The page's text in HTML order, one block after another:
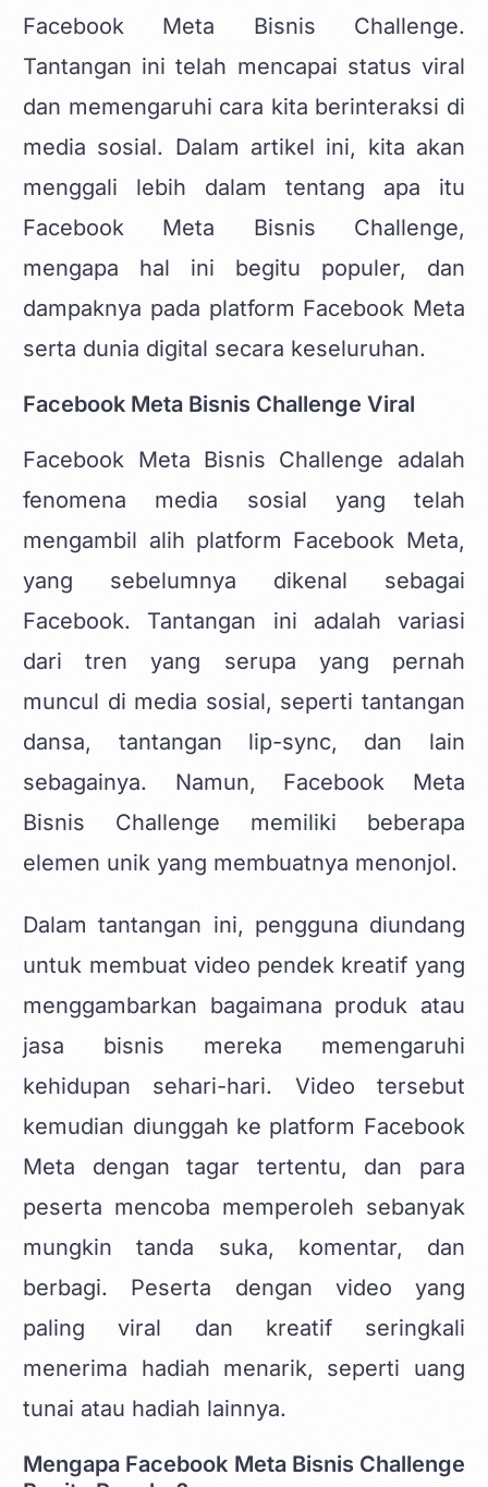
Facebook Meta Bisnis Challenge.
Tantangan ini telah mencapai status viral
dan memengaruhi cara kita berinteraksi di
media sosial. Dalam artikel ini, kita akan
menggali lebih dalam tentang apa itu
Facebook Meta Bisnis Challenge,
mengapa hal ini begitu populer, dan
dampaknya pada platform Facebook Meta
serta dunia digital secara keseluruhan.
Facebook Meta Bisnis Challenge Viral
Facebook Meta Bisnis Challenge adalah
fenomena media sosial yang telah
mengambil alih platform Facebook Meta,
yang sebelumnya dikenal sebagai
Facebook. Tantangan ini adalah variasi
dari tren yang serupa yang pernah
muncul di media sosial, seperti tantangan
dansa, tantangan lip-sync, dan lain
sebagainya. Namun, Facebook Meta
Bisnis Challenge memiliki beberapa
elemen unik yang membuatnya menonjol.
Dalam tantangan ini, pengguna diundang
untuk membuat video pendek kreatif yang
menggambarkan bagaimana produk atau
jasa bisnis mereka memengaruhi
kehidupan sehari-hari. Video tersebut
kemudian diunggah ke platform Facebook
Meta dengan tagar tertentu, dan para
peserta mencoba memperoleh sebanyak
mungkin tanda suka, komentar, dan
berbagi. Peserta dengan video yang
paling viral dan kreatif seringkali
menerima hadiah menarik, seperti uang
tunai atau hadiah lainnya.
Mengapa Facebook Meta Bisnis Challenge